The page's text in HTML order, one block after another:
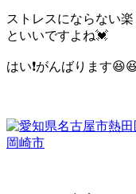
ストレスにならない
といいですよね💓
はい❗️がんばります